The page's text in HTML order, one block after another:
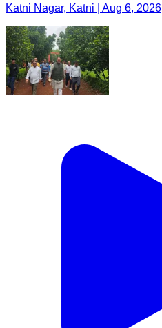
Katni Nagar, Katni | Aug 6, 2026